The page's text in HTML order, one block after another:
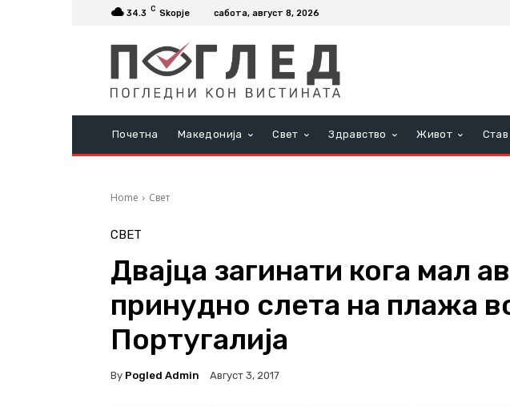
34.3 C Skopje сабота, август 8, 2026
Почетна Македонија Свет Здравство Живот Став
Home Свет
СВЕТ
Двајца загинати кога мал
принудно слета на плажа
Португалија
By Pogled Admin Август 3, 2017